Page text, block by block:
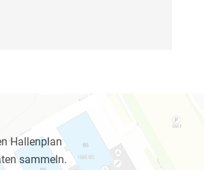
Hallenplan
sammeln.